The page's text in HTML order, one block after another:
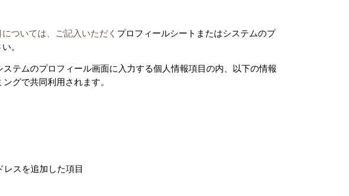
ついては、ご記入いただく プロフィールシートまたはシステムのプ
。
のプロフィール画面に入力する個人情報項目の内、以下の情報
グで共同利用されます。
スを追加した項目